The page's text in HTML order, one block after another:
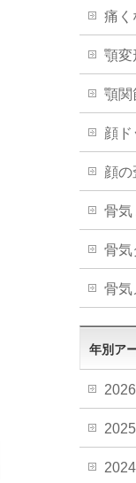
痛く
顎変
顎関
顔ド
顔の
骨気
骨気
骨気
年別ア